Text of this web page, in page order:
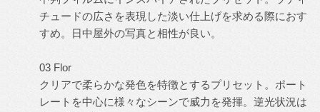
チュードの広さを表現した淡い仕上げを求める際におす
すめ。日中屋外の写真と相性が良い。
03 Flor
クリアで柔らかな発色を特徴とするプリセット。ポート
レートを中心に様々なシーンで威力を発揮。逆光状況は